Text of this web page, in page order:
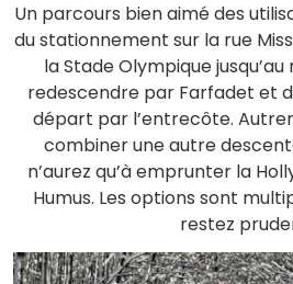
Un parcours bien aimé des
du stationnement sur la rue
la Stade Olympique
redescendre par Farfadet et
départ par l’entrecôte.
combiner une autre
n’aurez qu’à emprunter la
Humus. Les options sont
restez